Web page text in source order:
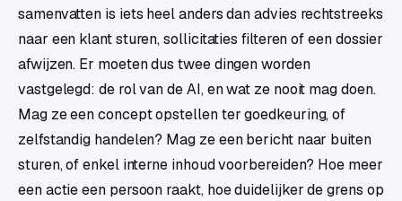
samenvatten is iets heel anders dan advies rechtstreeks
naar een klant sturen, sollicitaties filteren of een dossier
afwijzen. Er moeten dus twee dingen worden
vastgelegd: de rol van de AI, en wat ze nooit mag doen.
Mag ze een concept opstellen ter goedkeuring, of
zelfstandig handelen? Mag ze een bericht naar buiten
sturen, of enkel interne inhoud voorbereiden? Hoe meer
een actie een persoon raakt, hoe duidelijker de grens op